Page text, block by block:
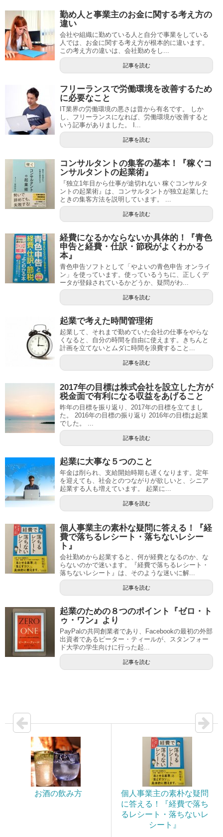
勤め人と事業主のお金に関する考え方の
違い
会社や組織に勤めている人と自分で事業をしている
人では、お金に関する考え方が根本的に違います。
この考え方の違いは、会社勤めをし...
記事を読む
フリーランスで労働環境を改善するため
に必要なこと
IT業界の労働環境の悪さは昔から有名です。 しか
し、フリーランスになれば、労働環境が改善すると
いう記事がありました。 I...
記事を読む
コンサルタントの集客の基本！『稼ぐコ
ンサルタントの起業術』
『独立1年目から仕事が途切れない 稼ぐコンサルタ
ントの起業術』は、コンサルタントが独立起業した
ときの集客方法を説明しています。 ...
記事を読む
経費になるかならないか具体的！『青色
申告と経費・仕訳・節税がよくわかる
本』
青色申告ソフトとして「やよいの青色申告 オンライ
ン」を使っています。使っているうちに、正しくデ
ータが登録されているかどうか、疑問がわ...
記事を読む
起業で考えた時間管理術
起業して、それまで勤めていた会社の仕事をやらな
くなると、自分の時間を自由に使えます。きちんと
計画を立てないとムダに時間を浪費すること...
記事を読む
2017年の目標は株式会社を設立した方が
税金面で有利になる収益をあげること
昨年の目標を振り返り、2017年の目標を立てまし
た。 2016年の目標の振り返り 2016年の目標は起業
でした。 ...
記事を読む
起業に大事な５つのこと
年金は削られ、支給開始時期も遅くなります。定年
を迎えても、社会とのつながりが欲しいと、シニア
起業する人も増えています。 起業に...
記事を読む
個人事業主の素朴な疑問に答える！『経
費で落ちるレシート・落ちないレシー
ト』
会社勤めから起業すると、何が経費となるのか、な
らないのかで迷います。『経費で落ちるレシート・
落ちないレシート』は、そのような迷いに解...
記事を読む
起業のための８つのポイント『ゼロ・ト
ゥ・ワン』より
PayPalの共同創業者であり、Facebookの最初の外部
出資者であるピーター・ティールが、スタンフォー
ド大学の学生向けに行った起...
記事を読む
お酒の飲み方
個人事業主の素朴な疑問
に答える！『経費で落ち
るレシート・落ちないレ
シート』